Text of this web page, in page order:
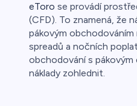
eToro se provádí
(CFD). To znamená, že
pákovým obchodováním
spreadů a nočních
obchodování s
náklady zohlednit.